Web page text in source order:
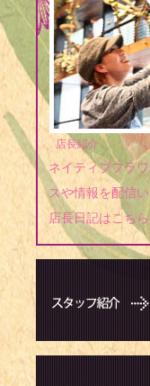
店長紹介
ネイティブフラ
スや情報を配信い
店長日記はこち